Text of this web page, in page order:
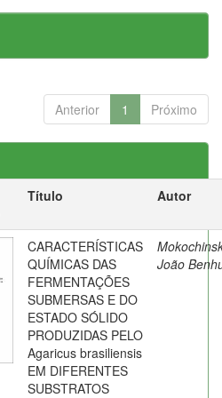
Anterior 1 Próximo
Título Autor
CARACTERÍSTICAS
QUÍMICAS DAS
FERMENTAÇÕES
SUBMERSAS E DO
ESTADO SÓLIDO
PRODUZIDAS PELO
Agaricus brasiliensis
EM DIFERENTES
SUBSTRATOS
João